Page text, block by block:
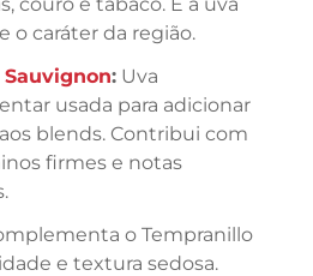
o caráter da região.
: Uva
usada para adicionar
blends. Contribui com
firmes e notas
o Tempranillo
e textura sedosa.